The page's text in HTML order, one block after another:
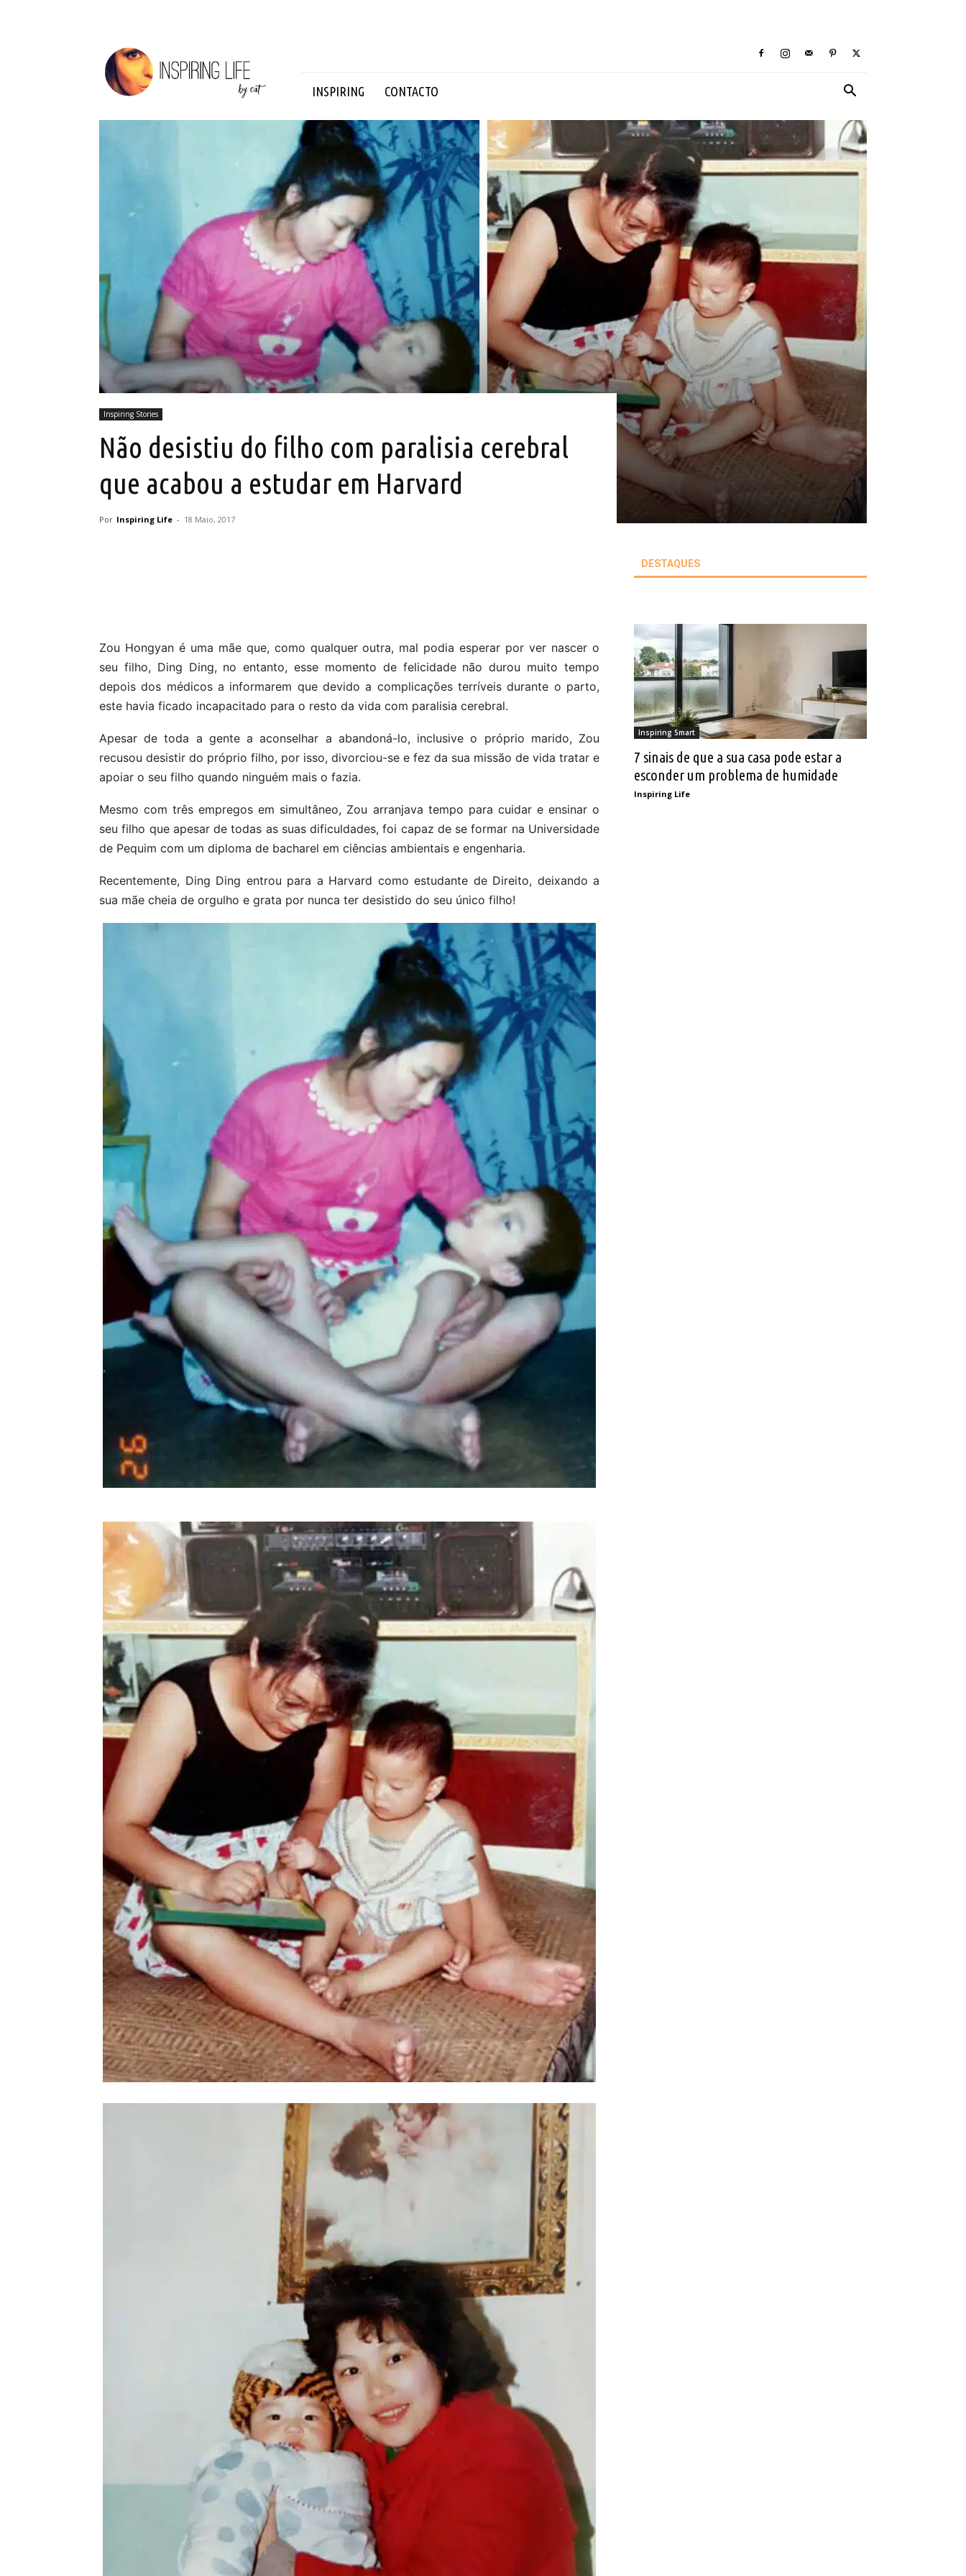
Inspiring
Life
INSPIRING CONTACTO
Inspiring Stories
Não desistiu do filho com paralisia cerebral
que acabou a estudar em Harvard
Por Inspiring Life - 18 Maio, 2017
Zou Hongyan é uma mãe que, como qualquer outra, mal podia esperar por ver nascer o
seu filho, Ding Ding, no entanto, esse momento de felicidade não durou muito tempo
depois dos médicos a informarem que devido a complicações terríveis durante o parto,
este havia ficado incapacitado para o resto da vida com paralisia cerebral.
Apesar de toda a gente a aconselhar a abandoná-lo, inclusive o próprio marido, Zou
recusou desistir do próprio filho, por isso, divorciou-se e fez da sua missão de vida tratar e
apoiar o seu filho quando ninguém mais o fazia.
Mesmo com três empregos em simultâneo, Zou arranjava tempo para cuidar e ensinar o
seu filho que apesar de todas as suas dificuldades, foi capaz de se formar na Universidade
de Pequim com um diploma de bacharel em ciências ambientais e engenharia.
Recentemente, Ding Ding entrou para a Harvard como estudante de Direito, deixando a
sua mãe cheia de orgulho e grata por nunca ter desistido do seu único filho!
DESTAQUES
Inspiring Smart
7 sinais de que a sua casa pode estar a
esconder um problema de humidade
Inspiring Life